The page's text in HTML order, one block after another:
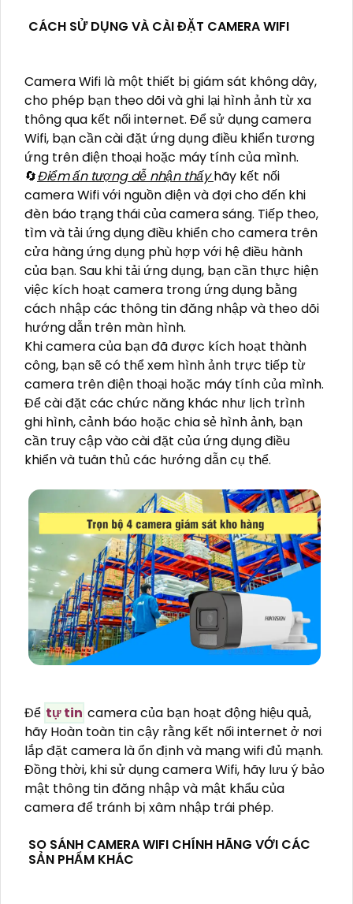
CÁCH SỬ DỤNG VÀ CÀI ĐẶT CAMERA WIFI
Camera Wifi là một thiết bị giám sát không dây,
cho phép bạn theo dõi và ghi lại hình ảnh từ xa
thông qua kết nối internet. Để sử dụng camera
Wifi, bạn cần cài đặt ứng dụng điều khiển tương
ứng trên điện thoại hoặc máy tính của mình.
🔄Điểm ấn tượng dễ nhận thấyhãy kết nối
camera Wifi với nguồn điện và đợi cho đến khi
đèn báo trạng thái của camera sáng. Tiếp theo,
tìm và tải ứng dụng điều khiển cho camera trên
cửa hàng ứng dụng phù hợp với hệ điều hành
của bạn. Sau khi tải ứng dụng, bạn cần thực hiện
việc kích hoạt camera trong ứng dụng bằng
cách nhập các thông tin đăng nhập và theo dõi
hướng dẫn trên màn hình.
Khi camera của bạn đã được kích hoạt thành
công, bạn sẽ có thể xem hình ảnh trực tiếp từ
camera trên điện thoại hoặc máy tính của mình.
Để cài đặt các chức năng khác như lịch trình
ghi hình, cảnh báo hoặc chia sẻ hình ảnh, bạn
cần truy cập vào cài đặt của ứng dụng điều
khiển và tuân thủ các hướng dẫn cụ thể.
Để tự tin camera của bạn hoạt động hiệu quả,
hãy Hoàn toàn tin cậy rằng kết nối internet ở nơi
lắp đặt camera là ổn định và mạng wifi đủ mạnh.
Đồng thời, khi sử dụng camera Wifi, hãy lưu ý bảo
mật thông tin đăng nhập và mật khẩu của
camera để tránh bị xâm nhập trái phép.
SO SÁNH CAMERA WIFI CHÍNH HÃNG VỚI CÁC
SẢN PHẨM KHÁC